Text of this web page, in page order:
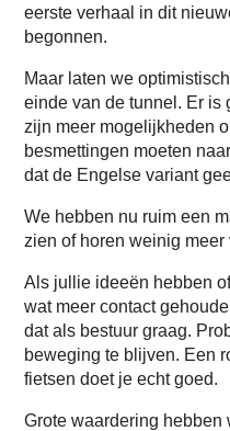
eerste verhaal in dit
begonnen.
Maar laten we
einde van de tunnel. Er is
zijn meer mogelijkheden
besmettingen moeten
dat de Engelse variant
We hebben nu ruim een
zien of horen weinig meer
Als jullie ideeën hebben
wat meer contact
dat als bestuur graag.
beweging te blijven. Een
fietsen doet je echt goed.
Grote waardering